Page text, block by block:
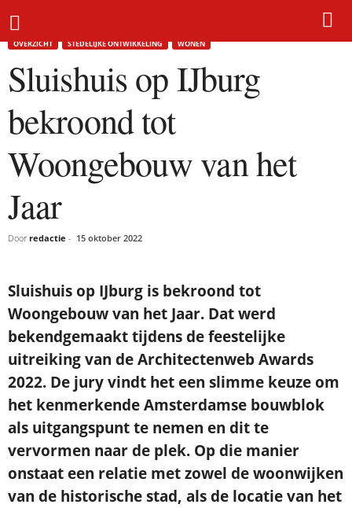
Home
OVERZICHT STEDELIJKE ONTWIKKELING WONEN
Sluishuis op IJburg
bekroond tot
Woongebouw van het
Jaar
Door redactie - 15 oktober 2022
Sluishuis op IJburg is bekroond tot
Woongebouw van het Jaar. Dat werd
bekendgemaakt tijdens de feestelijke
uitreiking van de Architectenweb Awards
2022. De jury vindt het een slimme keuze om
het kenmerkende Amsterdamse bouwblok
als uitgangspunt te nemen en dit te
vervormen naar de plek. Op die manier
onstaat een relatie met zowel de woonwijken
van de historische stad, als de locatie van het